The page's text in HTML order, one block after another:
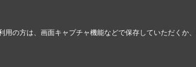
の方は、画面キャプチャ機能などで保存していただくか